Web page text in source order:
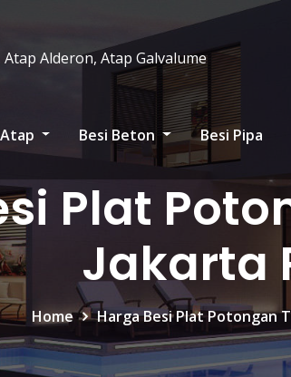
Alderon, Atap Galvalume
Atap Besi Beton Besi Pipa
Plat
Jakarta
Home Harga Besi Plat Potongan